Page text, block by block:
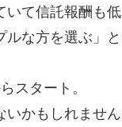
いて信託報酬も
な方を選ぶ」と
スタート。
かもしれません